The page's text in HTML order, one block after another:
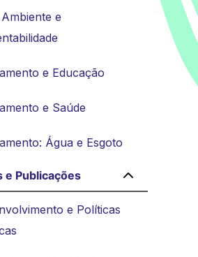
e
e Educação
e Saúde
Água e Esgoto
e Publicações
e Políticas